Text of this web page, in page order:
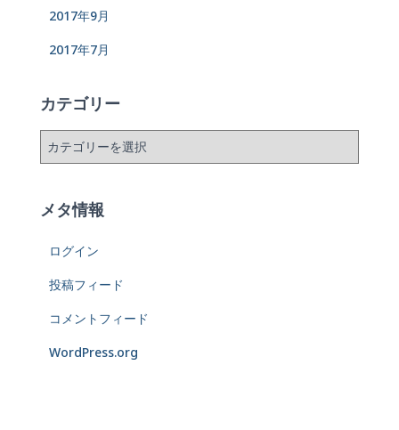
2017年9月
2017年7月
カテゴリー
メタ情報
ログイン
投稿フィード
コメントフィード
WordPress.org